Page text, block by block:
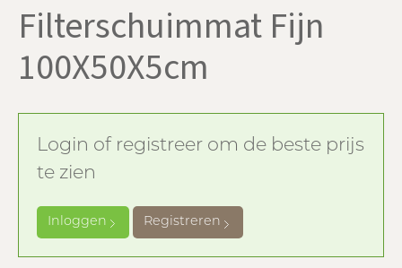
Filterschuimmat Fijn
100X50X5cm
Login of registreer om de beste prijs
te zien
Inloggen Registreren